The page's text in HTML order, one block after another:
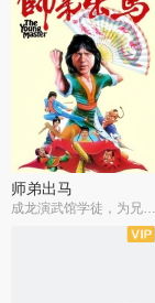
师弟出马
成龙演武馆学徒，为兄搏命战黑道